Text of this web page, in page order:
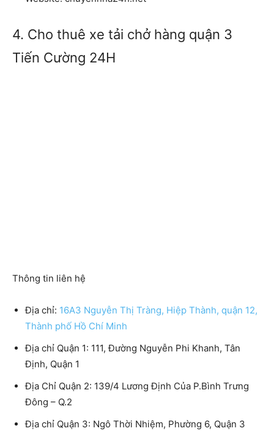
4. Cho thuê xe tải chở hàng quận 3
Tiến Cường 24H
Thông tin liên hệ
Địa chỉ: 16A3 Nguyễn Thị Tràng, Hiệp Thành, quận 12,
Thành phố Hồ Chí Minh
Địa chỉ Quận 1: 111, Đường Nguyễn Phi Khanh, Tân
Định, Quận 1
Địa Chỉ Quận 2: 139/4 Lương Định Của P.Bình Trưng
Đông – Q.2
Địa chỉ Quận 3: Ngô Thời Nhiệm, Phường 6, Quận 3